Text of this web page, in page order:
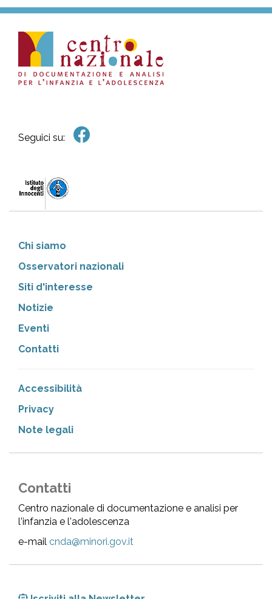
Seguici su:
Chi siamo
Osservatori nazionali
Siti d'interesse
Notizie
Eventi
Contatti
Accessibilità
Privacy
Note legali
Contatti
Centro nazionale di documentazione e analisi per
l'infanzia e l'adolescenza
e-mail cnda@minori.gov.it